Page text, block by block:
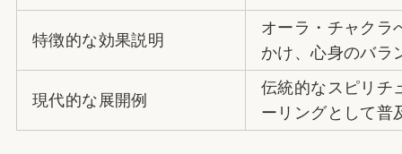
特徴的な効果説明
オーラ・チャクラ
かけ、心身のバラ
現代的な展開例
伝統的なスピリチ
ーリングとして普